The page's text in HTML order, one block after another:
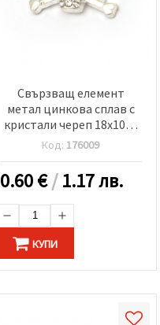
Свързващ елемент
метал цинкова сплав с
кристали череп 18x10x4
мм дупка 2 мм цвят
сребро -2 броя
Код: 176009
0.60€/1.17 лв.
КУПИ